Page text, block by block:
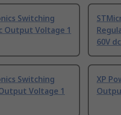
Switching
Output Voltage 1
60V
Switching
Voltage 1
XP